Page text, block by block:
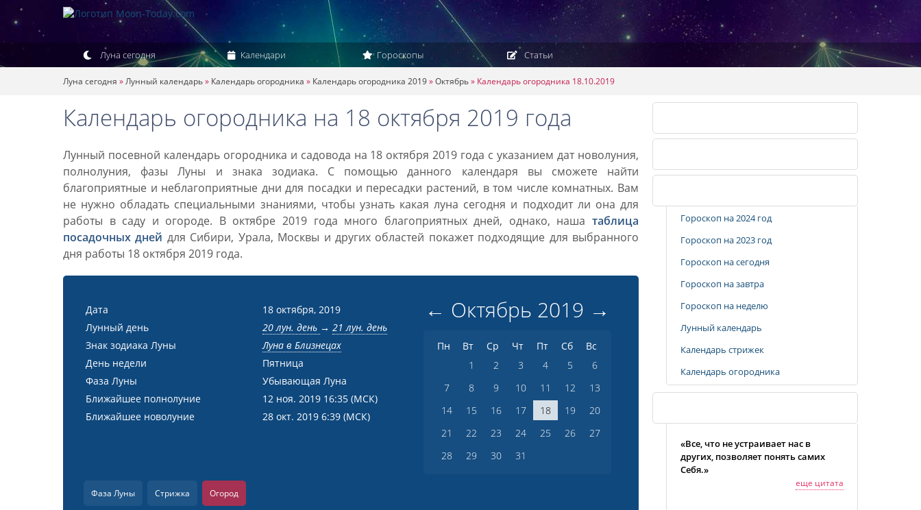
Луна сегодня Календари Гороскопы Статьи
Луна сегодня »Лунный календарь» Календарь огородника » Календарь огородника 2019»Октябрь» Календарь огородника 18.10.2019
Календарь огородника на 18 октября 2019 года
Лунный посевной календарь огородника и садовода на 18 октября 2019 года с указанием дат новолуния,
полнолуния, фазы Луны и знака зодиака. С помощью данного календаря вы сможете найти
благоприятные и неблагоприятные дни для посадки и пересадки растений, в том числе комнатных. Вам
не нужно обладать специальными знаниями, чтобы узнать какая луна сегодня и подходит ли она для
работы в саду и огороде. В октябре 2019 года много благоприятных дней, однако, наша таблица
посадочных дней для Сибири, Урала, Москвы и других областей покажет подходящие для выбранного
дня работы 18 октября 2019 года.
Дата
18 октября, 2019
Лунный день
20 лун. день → 21 лун. день
Знак зодиака Луны
Луна в Близнецах
День недели
Пятница
Фаза Луны
Убывающая Луна
Ближайшее полнолуние
12 ноя. 2019 16:35 (МСК)
Ближайшее новолуние
28 окт. 2019 6:39 (МСК)
← Октябрь 2019 →
Пн Вт Ср Чт Пт Сб
Вс
1
2 3 4 5
6
7
8 9 10 11 12
13
14
15 16 17 18 19
20
21
22 23 24 25 26
27
28
29 30 31
Фаза Луны Стрижка Огород
Гороскоп на 2024 год
Гороскоп на 2023 год
Гороскоп на сегодня
Гороскоп на завтра
Гороскоп на неделю
Лунный календарь
Календарь стрижек
Календарь огородника
«Все, что не устраивает нас в
других, позволяет понять самих
Себя.»
еще цитата